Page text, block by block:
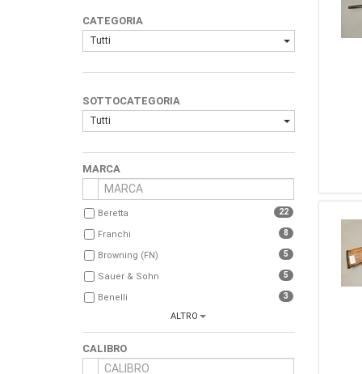
CATEGORIA
Tutti
SOTTOCATEGORIA
Tutti
MARCA
Beretta 22
Franchi 8
Browning (FN) 5
Sauer & Sohn 5
Benelli 3
Weatherby 3
ALTRO
CALIBRO